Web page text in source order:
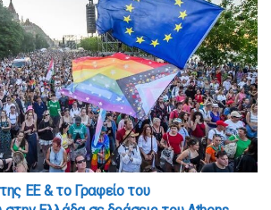
ΕΕ & το Γραφείο του